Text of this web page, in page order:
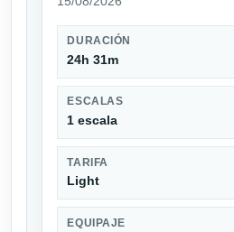
DURACIÓN
24h 31m
ESCALAS
1 escala
TARIFA
Light
EQUIPAJE